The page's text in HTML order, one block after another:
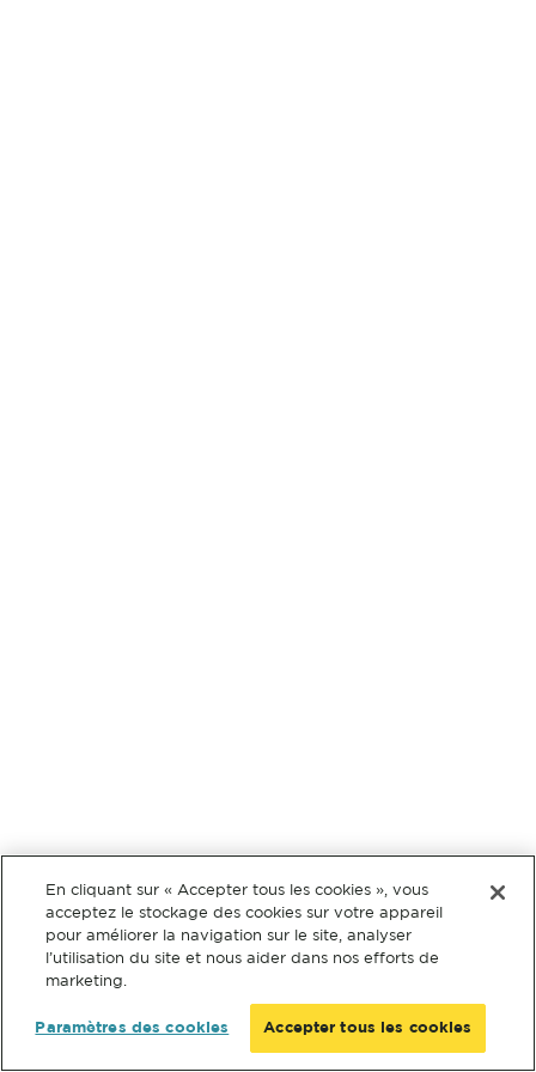
En cliquant sur « Accepter tous les cookies », vous
acceptez le stockage des cookies sur votre appareil
pour améliorer la navigation sur le site, analyser
l’utilisation du site et nous aider dans nos efforts de
marketing.
Paramètres des cookies Accepter tous les cookies